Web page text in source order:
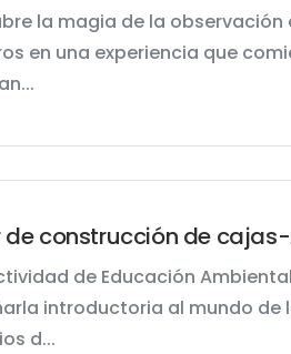
la magia de la
en una experiencia que
de construcción de
de Educación
introductoria al mundo
d...